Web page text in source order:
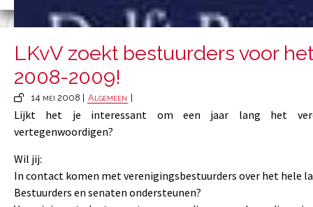
LKvV zoekt bestuurders voor
2008-2009!
14 mei 2008 | Algemeen
Lijkt het je interessant om een jaar lang het
vertegenwoordigen?
Wil jij:
In contact komen met verenigingsbestuurders over het hele
Bestuurders en senaten ondersteunen?